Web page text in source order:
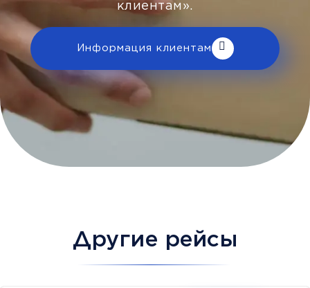
клиентам».
Информация клиентам
Другие рейсы